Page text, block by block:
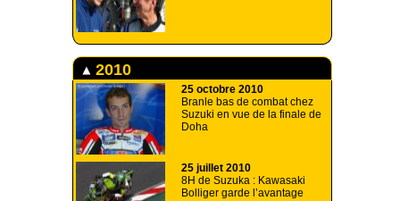
2010
25 octobre 2010
Branle bas de combat chez
Suzuki en vue de la finale de
Doha
25 juillet 2010
8H de Suzuka : Kawasaki
Bolliger garde l’avantage